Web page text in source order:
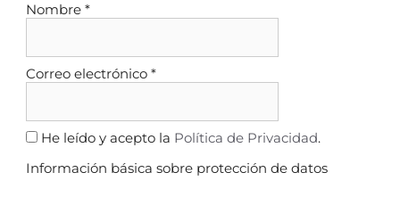
Nombre *
Correo electrónico *
He leído y acepto la Política de Privacidad.
Información básica sobre protección de datos